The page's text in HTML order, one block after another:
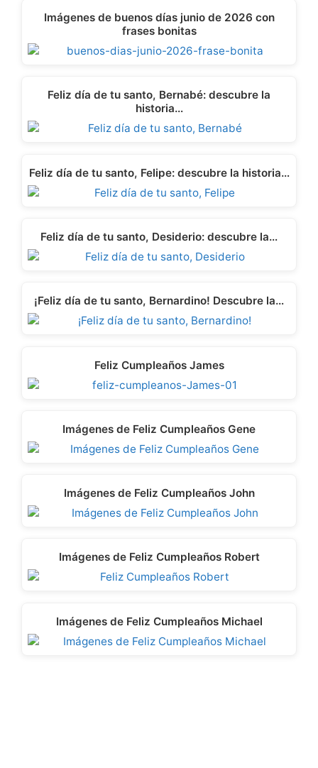
Imágenes de buenos días junio de 2026 con
frases bonitas
Feliz día de tu santo, Bernabé: descubre la
historia…
Feliz día de tu santo, Felipe: descubre la historia…
Feliz día de tu santo, Desiderio: descubre la…
¡Feliz día de tu santo, Bernardino! Descubre la…
Feliz Cumpleaños James
Imágenes de Feliz Cumpleaños Gene
Imágenes de Feliz Cumpleaños John
Imágenes de Feliz Cumpleaños Robert
Imágenes de Feliz Cumpleaños Michael